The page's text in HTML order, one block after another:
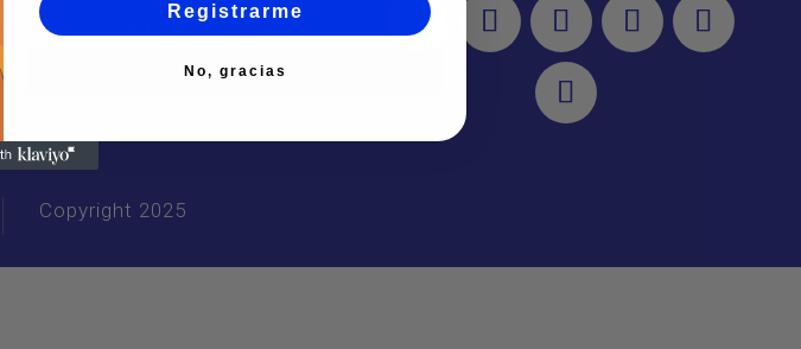
Más Información
Preguntas Frecuentes
Copyright 2025
Registrarme
No, gracias